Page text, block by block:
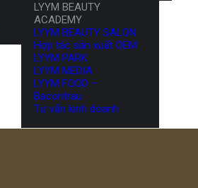
LYYM BEAUTY
ACADEMY
LYYM BEAUTY SALON
Hợp tác sản xuất OEM
LYYM PARK
LYYM MEDIA
LYYM FOOD –
Bacontrau
Tư vấn kinh doanh